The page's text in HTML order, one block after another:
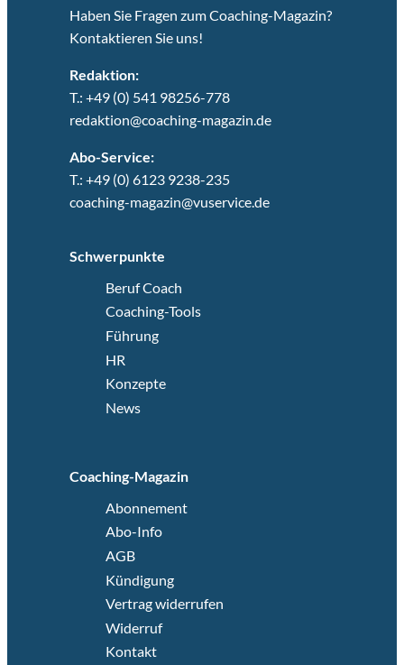
Haben Sie Fragen zum Coaching-Magazin?
Kontaktieren Sie uns!
Redaktion:
T.: +49 (0) 541 98256-778
redaktion@coaching-magazin.de
Abo-Service:
T.: +49 (0) 6123 9238-235
coaching-magazin@vuservice.de
Schwerpunkte
Beruf Coach
Coaching-Tools
Führung
HR
Konzepte
News
Coaching-Magazin
Abonnement
Abo-Info
AGB
Kündigung
Vertrag widerrufen
Widerruf
Kontakt